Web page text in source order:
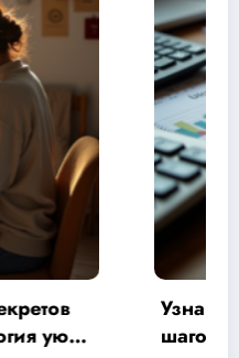
смету на ремонт: 7
и контролю